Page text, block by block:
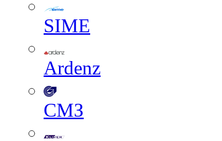
SIME
Ardenz
СМЗ